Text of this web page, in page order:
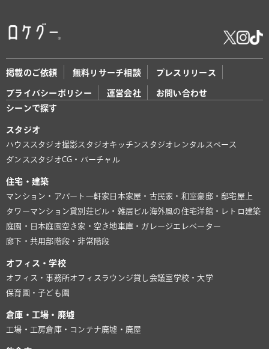
掲載のご依頼 無料リサーチ相談 プレスリリース
プライバシーポリシー 運営会社
お問い合わせ
シーンで探す
スタジオ
ハウススタジオ撮影スタジオキッチンスタジオ レンタルスペース
ダンススタジオCG・バーチャル
住宅・建築
マンション・アパート 一軒家 日本家屋・古民家・和室豪邸・邸宅屋上
タワーマンション貸別荘ビル・雑居ビル海外風の住宅洋館・レトロ建築
庭園・日本庭園 空き家・空き地 車庫・ガレージ エレベーター
廊下・共用部 階段・非常階段
オフィス・学校
オフィス・事務所オフィスラウンジ貸し会議室学校・大学
保育園・子ども園
倉庫・工場・廃墟
工場・工房倉庫・コンテナ廃墟・廃屋